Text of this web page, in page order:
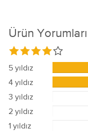
Ürün Yorumları
5 yıldız
4 yıldız
3 yıldız
2 yıldız
1 yıldız